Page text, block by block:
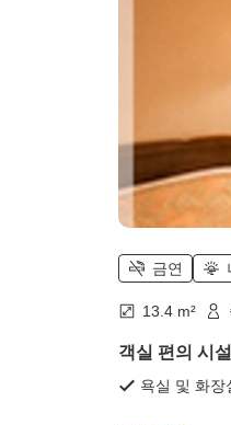
금연
13.4 m²
객실 편의 시
욕실 및 화장